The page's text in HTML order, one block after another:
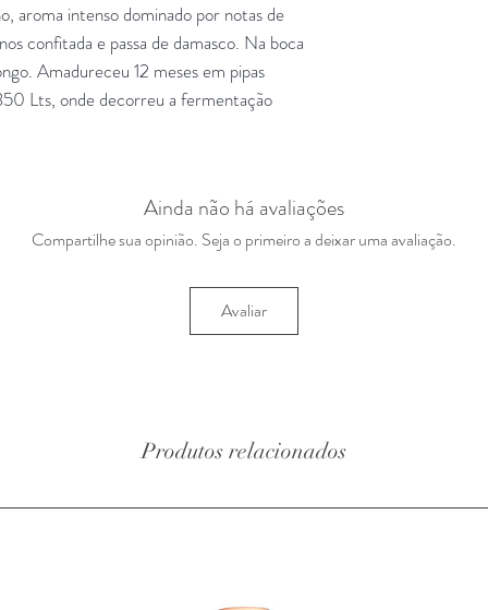
aroma intenso dominado por notas de
confitada e passa de damasco. Na boca
Amadureceu 12 meses em pipas
Lts, onde decorreu a fermentação
Ainda não há avaliações
Compartilhe sua opinião. Seja o primeiro a deixar uma avaliação.
Avaliar
Produtos relacionados